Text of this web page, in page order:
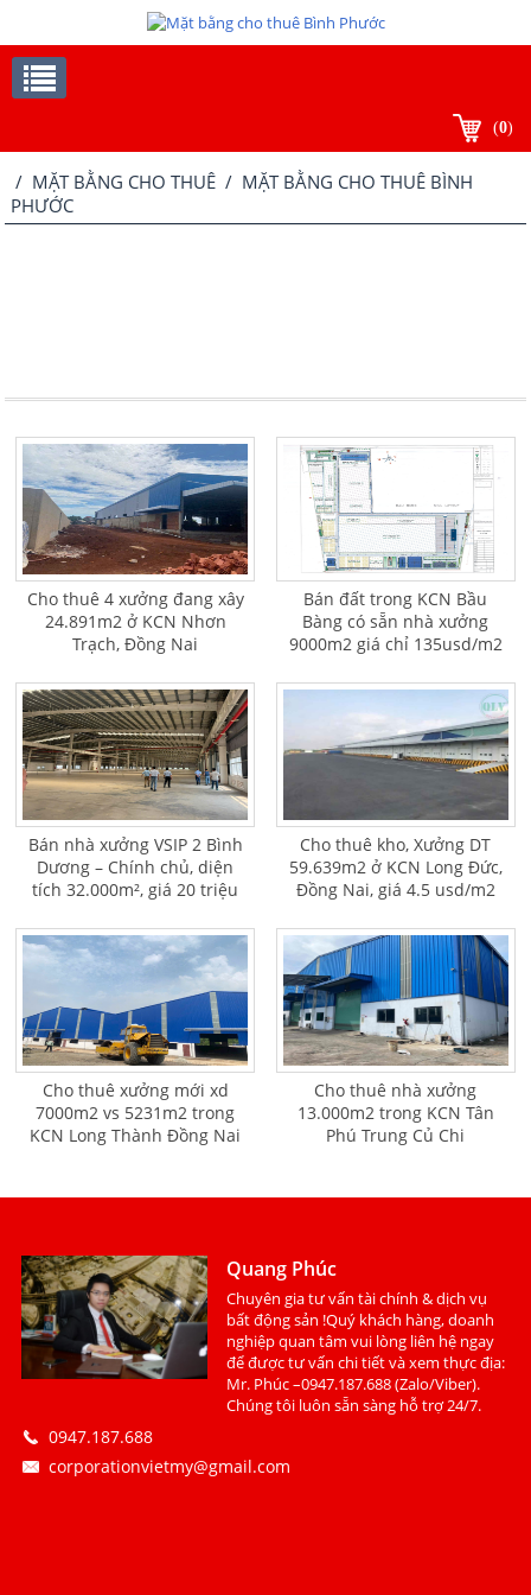
(0)
/ MẶT BẰNG CHO THUÊ / MẶT BẰNG CHO THUÊ BÌNH
PHƯỚC
Cho thuê 4 xưởng đang xây
24.891m2 ở KCN Nhơn
Trạch, Đồng Nai
Bán đất trong KCN Bầu
Bàng có sẵn nhà xưởng
9000m2 giá chỉ 135usd/m2
Bán nhà xưởng VSIP 2 Bình
Dương – Chính chủ, diện
tích 32.000m², giá 20 triệu
Cho thuê kho, Xưởng DT
59.639m2 ở KCN Long Đức,
Đồng Nai, giá 4.5 usd/m2
Cho thuê xưởng mới xd
7000m2 vs 5231m2 trong
KCN Long Thành Đồng Nai
Cho thuê nhà xưởng
13.000m2 trong KCN Tân
Phú Trung Củ Chi
Quang Phúc
Chuyên gia tư vấn tài chính & dịch vụ
bất động sản !Quý khách hàng, doanh
nghiệp quan tâm vui lòng liên hệ ngay
để được tư vấn chi tiết và xem thực địa:
Mr. Phúc –0947.187.688 (Zalo/Viber).
Chúng tôi luôn sẵn sàng hỗ trợ 24/7.
0947.187.688
corporationvietmy@gmail.com